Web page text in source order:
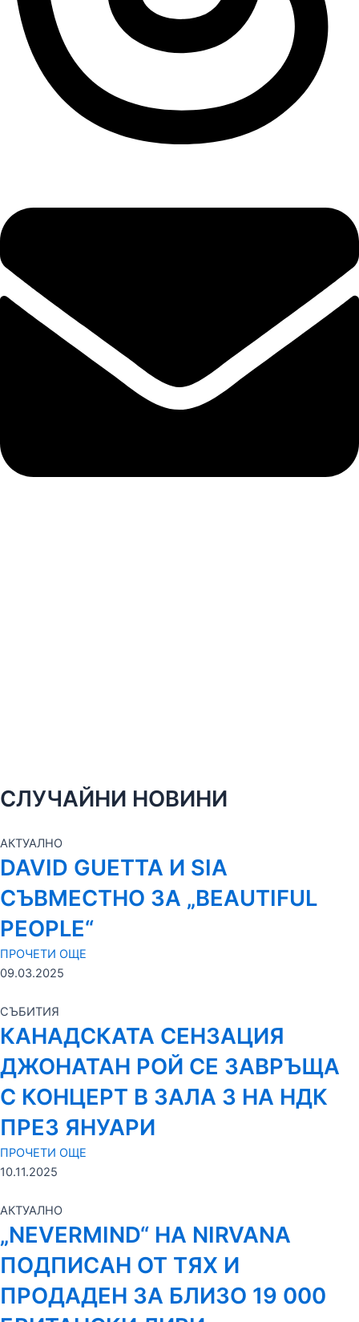
СЛУЧАЙНИ НОВИНИ
АКТУАЛНО
DAVID GUETTA И SIA
СЪВМЕСТНО ЗА „BEAUTIFUL
PEOPLE“
ПРОЧЕТИ ОЩЕ
09.03.2025
СЪБИТИЯ
КАНАДСКАТА СЕНЗАЦИЯ
ДЖОНАТАН РОЙ СЕ ЗАВРЪЩА
С КОНЦЕРТ В ЗАЛА 3 НА НДК
ПРЕЗ ЯНУАРИ
ПРОЧЕТИ ОЩЕ
10.11.2025
АКТУАЛНО
„NEVERMIND“ НА NIRVANA
ПОДПИСАН ОТ ТЯХ И
ПРОДАДЕН ЗА БЛИЗО 19 000